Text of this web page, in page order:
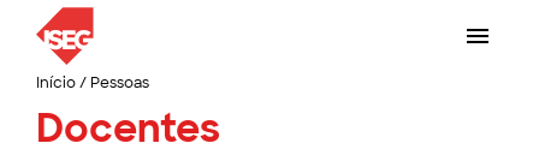
Início/ Pessoas
Docentes